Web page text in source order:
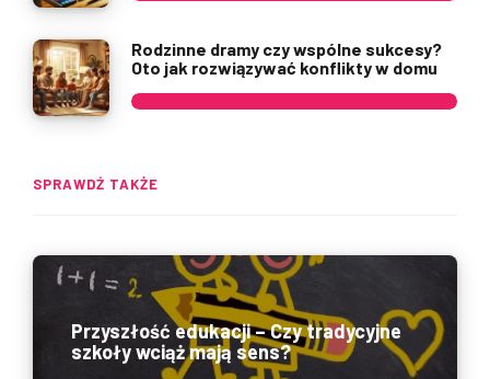
Rodzinne dramy czy wspólne sukcesy?
Oto jak rozwiązywać konflikty w domu
SPRAWDŹ TAKŻE
Przyszłość edukacji – Czy tradycyjne
szkoły wciąż mają sens?